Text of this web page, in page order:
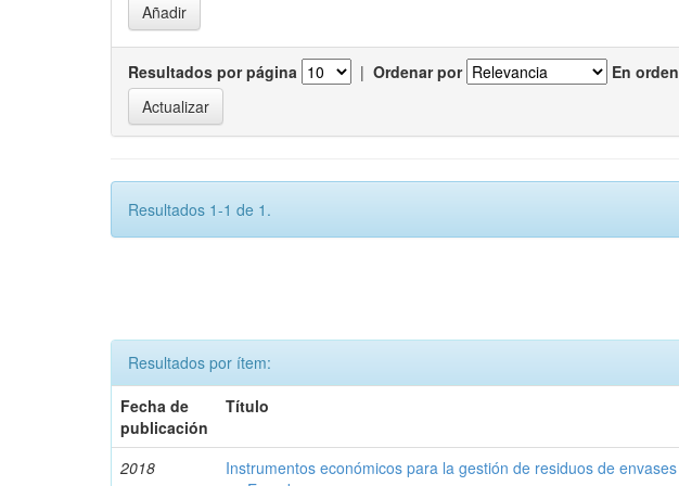
Resultados por página | Ordenar por En orden
Resultados 1-1 de 1.
Resultados por ítem:
Fecha de
publicación
Título
2018
Instrumentos económicos para la gestión de residuos de envases